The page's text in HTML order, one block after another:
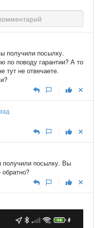
получили посылку.
по поводу гарантии? А то
тут не отвечаете.
получили посылку. Вы
обратно?